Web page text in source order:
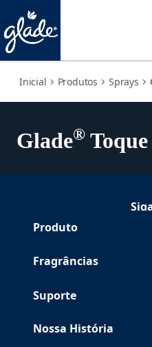
Inicial Produtos Sprays
Glade®
Produto
Fragrâncias
Suporte
Nossa História